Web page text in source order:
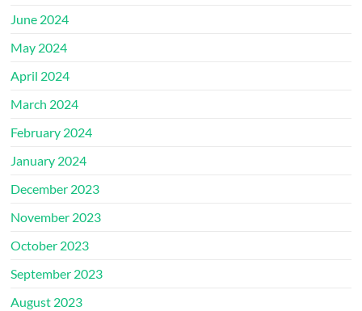
June 2024
May 2024
April 2024
March 2024
February 2024
January 2024
December 2023
November 2023
October 2023
September 2023
August 2023